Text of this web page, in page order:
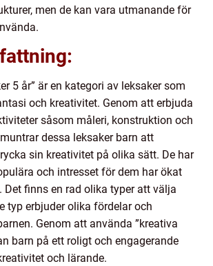
men de kan vara utmanande för
5 år” är en kategori av leksaker som
och kreativitet. Genom att erbjuda
såsom måleri, konstruktion och
dessa leksaker barn att
sin kreativitet på olika sätt. De har
och intresset för dem har ökat
Det finns en rad olika typer att välja
typ erbjuder olika fördelar och
Genom att använda ”kreativa
barn på ett roligt och engagerande
och lärande.